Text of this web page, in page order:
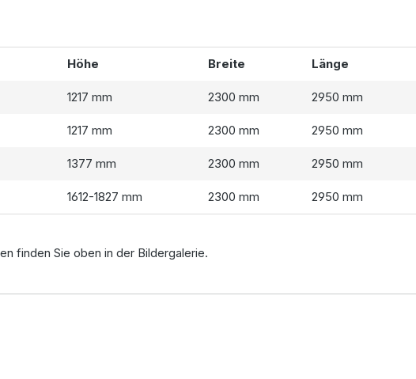
Höhe Breite Länge
1217 mm 2300 mm 2950 mm
1217 mm 2300 mm 2950 mm
1377 mm 2300 mm 2950 mm
1612-1827 mm 2300 mm 2950 mm
finden Sie oben in der Bildergalerie.